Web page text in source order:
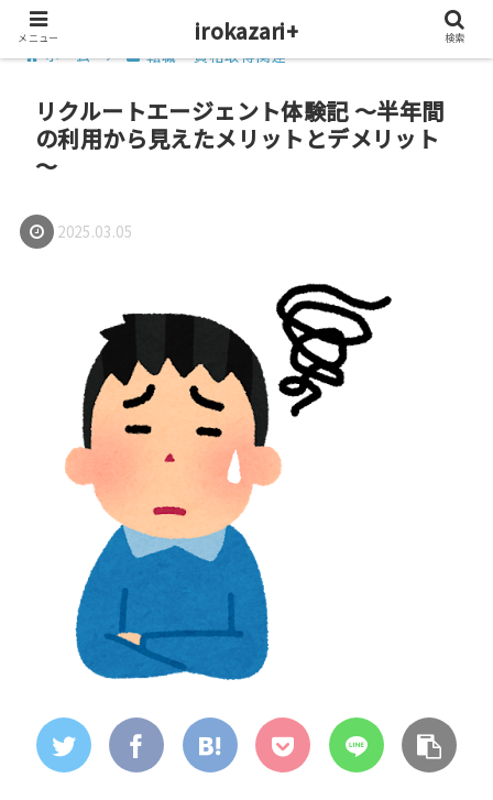
ホーム 転職・資格取得関連
リクルートエージェント体験記 ～半年間
の利用から見えたメリットとデメリット
～
2025.03.05
メニュー irokazari+ 検索